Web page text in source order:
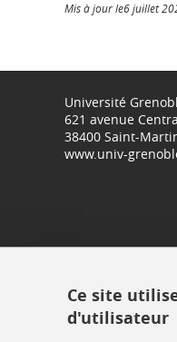
Mis à jour le6 juillet
Université
621 avenue
38400 Saint-
www.univ-
Ce site
d'utilisateur